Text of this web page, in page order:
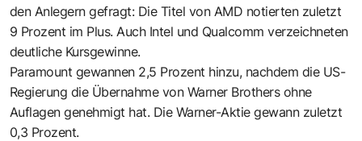
den Anlegern gefragt: Die Titel von AMD notierten zuletzt
9 Prozent im Plus. Auch Intel und Qualcomm verzeichneten
deutliche Kursgewinne.
Paramount gewannen 2,5 Prozent hinzu, nachdem die US-
Regierung die Übernahme von Warner Brothers ohne
Auflagen genehmigt hat. Die Warner-Aktie gewann zuletzt
0,3 Prozent.